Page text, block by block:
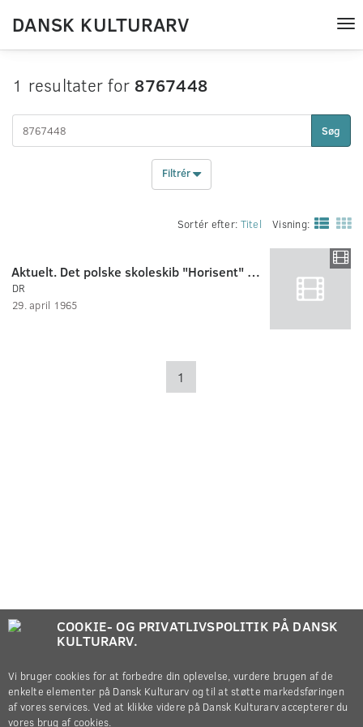
DANSK KULTURARV
1 resultater for 8767448
Søg
Filtrér
Sortér efter: Titel Visning:
Aktuelt. Det polske skoleskib "Horisent" kom i dag til Nakskov.
DR
29. april 1965
1
COOKIE- OG PRIVATLIVSPOLITIK PÅ DANSK
KULTURARV.
Vi bruger cookies for at forbedre din oplevelse, vurdere brugen af de
enkelte elementer på Dansk Kulturarv og til at støtte markedsføringen
af vores services. Ved at klikke videre på Dansk Kulturarv accepterer du
vores brug af cookies.